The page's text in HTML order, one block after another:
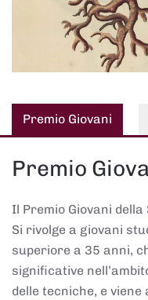
Premio Giovani
Premio
Il Premio Giovani
Si rivolge a giovani
superiore a 35 anni,
significative
delle tecniche, e